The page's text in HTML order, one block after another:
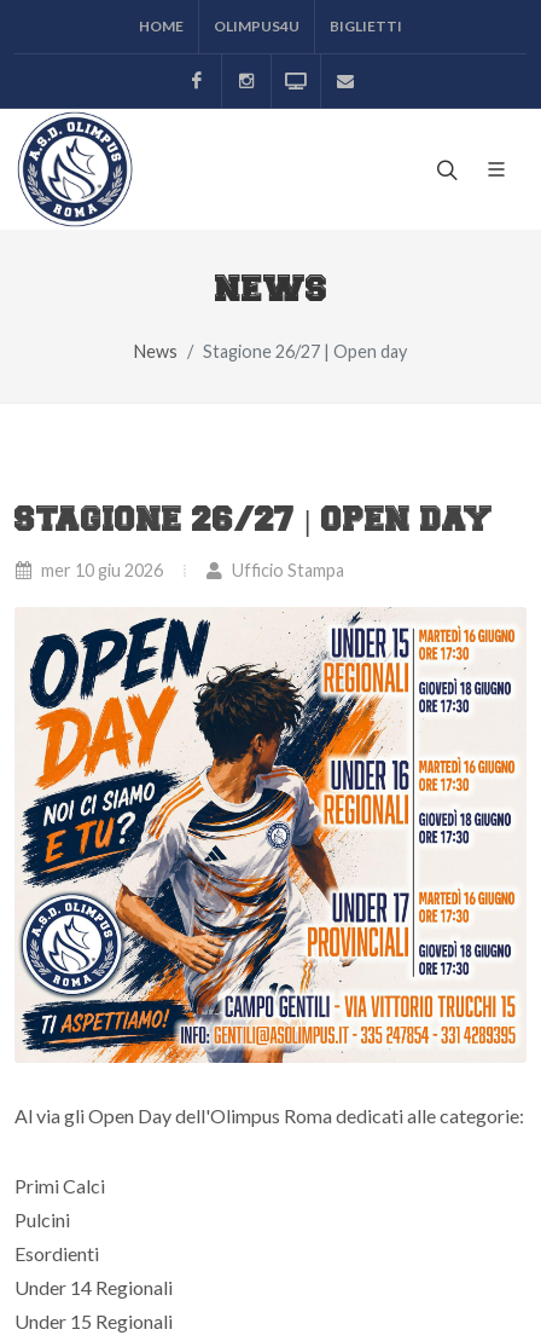
HOME OLIMPUS4U BIGLIETTI
FacebookInstagramOdeon TV
NEWS
News Stagione 26/27 | Open day
STAGIONE 26/27 | OPEN DAY
mer 10 giu 2026 Ufficio Stampa
Al via gli Open Day dell'Olimpus Roma dedicati alle categorie:
Primi Calci
Pulcini
Esordienti
Under 14 Regionali
Under 15 Regionali